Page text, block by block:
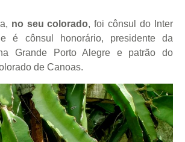
no seu colorado, foi cônsul do Inter
é cônsul honorário, presidente da
Grande Porto Alegre e patrão do
de Canoas.